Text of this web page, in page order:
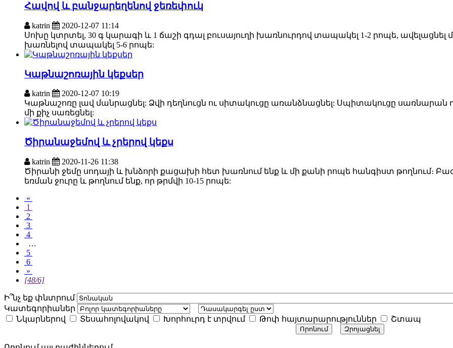
Հավով և բանջարեղենով ջեռեփուկ
katrin
2020-12-07 11:14
Սոխը կտրտել, 30 գ կարագի և 1 ճաշի գդալ բուսայուղի խառնուրդով տապակել 1-2 րոպե,
խառնելով տապակել 5-6 րոպե:
Կաթնաշոռային կեքսեր
katrin
2020-12-07 10:19
Կաթնաշոռը լավ մանրացնել: Ձվի դեղնուցն ու սիտակուցը առանձնացնել: Սպիտակուցը սառնարան
մի քիչ սառեցնել:
Ծիրանաջեմով և չրերով կեքս
katrin
2020-11-26 11:38
Ծիրանի ջեմը սոդայի և խնձորի քացախի հետ խառնում ենք և մի քանի րոպե հանգիստ թողնում։
եռման ջուրը և թողնում ենք, որ թրմվի 10-15 րոպե:
«
1
2
3
4
…
5
6
»
[48/6]
Ի՞նչ եք փնտրում
Կատեգորիաներ
Նկարներով
Տեսահոլովակով Խորհուրդ է տրվում Թոփ հայտարարություններ Շտապ